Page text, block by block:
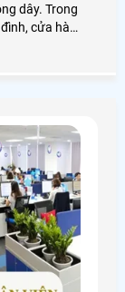
dây. Trong
cửa hàng